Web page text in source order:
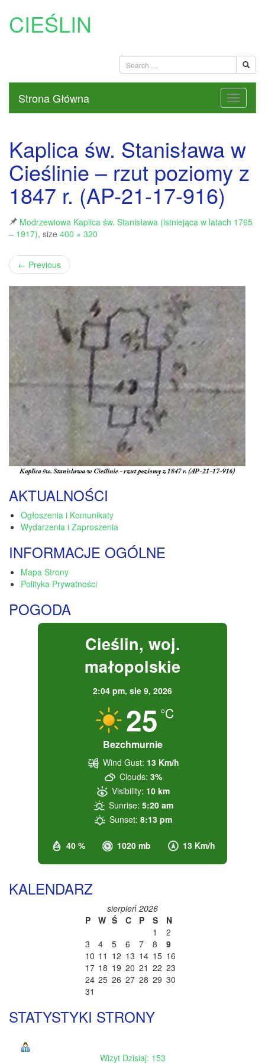
CIEŚLIN
Strona Główna
Kaplica św. Stanisława w
Cieślinie – rzut poziomy z
1847 r. (AP-21-17-916)
Modrzewiowa Kaplica św. Stanisława (istniejąca w latach 1765
– 1917), size 400 × 320
← Previous
AKTUALNOŚCI
Ogłoszenia i Komunikaty
Wydarzenia i Zaproszenia
INFORMACJE OGÓLNE
Mapa Strony
Polityka Prywatności
POGODA
Cieślin, woj.
małopolskie
2:04 pm, sie 9, 2026
25 °C
Bezchmurnie
40 % 1020 mb 13 Km/h
Wind Gust: 13 Km/h
Clouds: 3%
Visibility: 10 km
Sunrise: 5:20 am
Sunset: 8:13 pm
KALENDARZ
sierpień 2026
P
W Ś C P S
N
1
2
3
4 5 6 7 8
9
10 11 12 13 14 15 16
17 18 19 20 21 22 23
24 25 26 27 28 29 30
31
STATYSTYKI STRONY
Wizyt Dzisiaj: 153